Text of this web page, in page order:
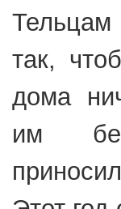
так,
дома
им